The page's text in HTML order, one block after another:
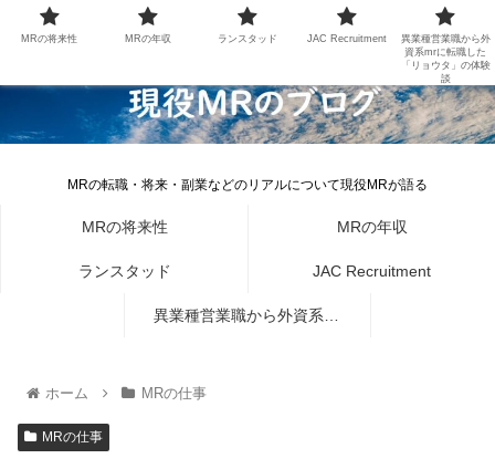
MRの転職・将来・副業などのリアルについて現役MRが語る
MRの将来性 MRの年収
ランスタッド JAC Recruitment
異業種営業職から外資系mr
ホーム MRの仕事
MRの仕事
MRの将来性 MRの年収 ランスタッド JAC Recruitment
異業種営業職から外
資系mrに転職した
「リョウタ」の体験
談